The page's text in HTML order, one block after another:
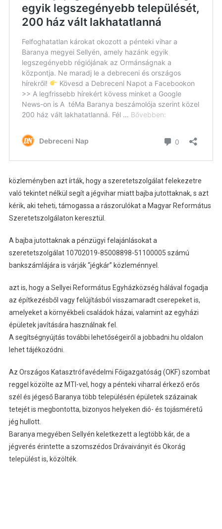
közleményben azt írták, hogy a szeretetszolgálat felekezetre
való tekintet nélkül segít a jégvihar miatt bajba jutottaknak, s azt
kérik, aki teheti, támogassa a rászorulókat a Magyar Református
Szeretetszolgálaton keresztül.
A bajba jutottaknak a pénzügyi felajánlásokat a
szeretetszolgálat 10702019-85008898-51100005 számú
bankszámlájára is várják “jégkár” közleménnyel.
azt is, hogy a Sellyei Református Egyházközség hálával fogadja
az építkezésből vagy felújításból visszamaradt cserepeket is,
amelyeket a környékbeli családok házai, valamint az egyházi
épületek javítására használnak fel.
A segítségnyújtás további lehetőségeiről a jobbadni.hu oldalon
lehet tájékozódni.
Az Országos Katasztrófavédelmi Főigazgatóság (OKF) szombat
reggel közölte az MTI-vel, hogy a pénteki viharral érkező erős
szél és jégeső Baranya több településén épületek százainak
tetejét is megbontotta, bizonyos helyeken dió- és tojásméretű
jég hullott.
Baranya megyében Sellyén keletkezett a legtöbb kár, de a
jégverés érintette a szomszédos Drávaiványit és Okorág
települést is, közölték.